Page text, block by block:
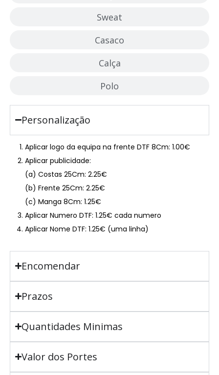
Sweat
Casaco
Calça
Polo
Personalização
Aplicar logo da equipa na frente DTF 8Cm: 1.00€
Aplicar publicidade:
(a) Costas 25Cm: 2.25€
(b) Frente 25Cm: 2.25€
(c) Manga 8Cm: 1.25€
Aplicar Numero DTF: 1.25€ cada numero
Aplicar Nome DTF: 1.25€ (uma linha)
Encomendar
Prazos
Quantidades Minimas
Valor dos Portes